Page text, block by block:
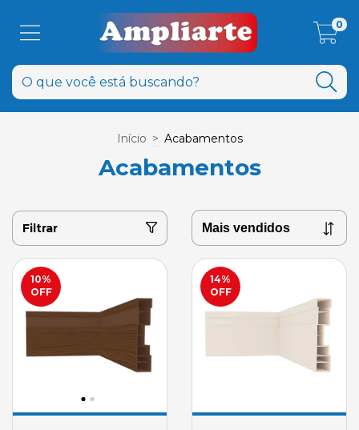
0
Início > Acabamentos
Acabamentos
Filtrar
10%
OFF
14%
OFF